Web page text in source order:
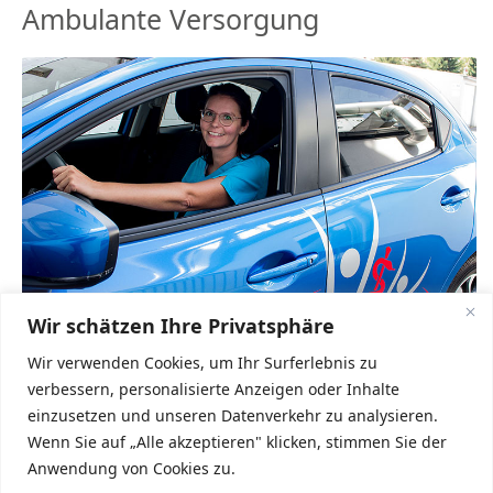
Wir schätzen Ihre Privatsphäre
Wir verwenden Cookies, um Ihr Surferlebnis zu
verbessern, personalisierte Anzeigen oder Inhalte
einzusetzen und unseren Datenverkehr zu analysieren.
Wenn Sie auf „Alle akzeptieren" klicken, stimmen Sie der
Anwendung von Cookies zu.
Ambulante Versorgung
Durch unser ausgebildetes Personal bieten wir Ihnen die Möglichkeit,
zu Hause medizinisch betreut zu werden. Neben Blutabnahmen,
Wundbehandlungen und Verbandswechseln werden
selbstverständlich auch täglich ärztliche Hausbesuche angeboten.
Desweiteren besteht ein Kooperationsvertrag mit dem Evangelischen